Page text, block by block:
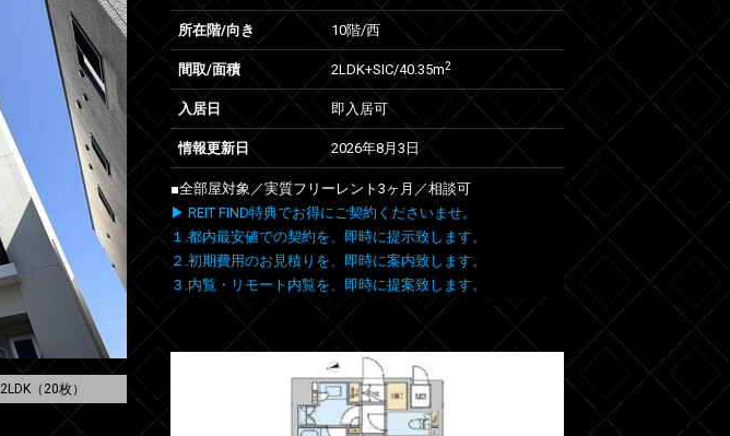
2LDK（20枚）
所在階/向き 10階/西
間取/面積 2LDK+SIC/40.35m2
入居日 即入居可
情報更新日 2026年8月3日
■全部屋対象／実質フリーレント3ヶ月／相談可
▶ REIT FIND特典でお得にご契約くださいませ。
１.都内最安値での契約を、即時に提示致します。
２.初期費用のお見積りを、即時に案内致します。
３.内覧・リモート内覧を、即時に提案致します。